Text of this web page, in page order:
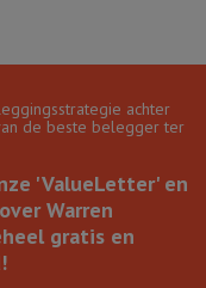
achter
de beste belegger ter
'ValueLetter' en
Warren
gratis en